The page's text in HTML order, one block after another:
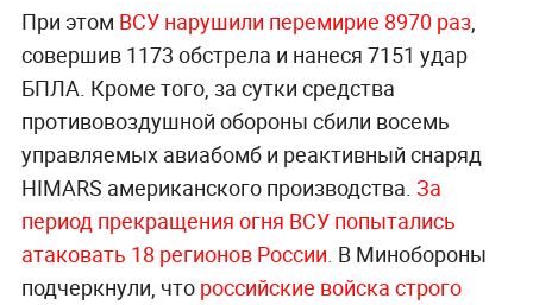
При этом ВСУ нарушили перемирие 8970 раз,
совершив 1173 обстрела и нанеся 7151 удар
БПЛА. Кроме того, за сутки средства
противовоздушной обороны сбили восемь
управляемых авиабомб и реактивный снаряд
HIMARS американского производства. За
период прекращения огня ВСУ попытались
атаковать 18 регионов России. В Минобороны
подчеркнули, что российские войска строго